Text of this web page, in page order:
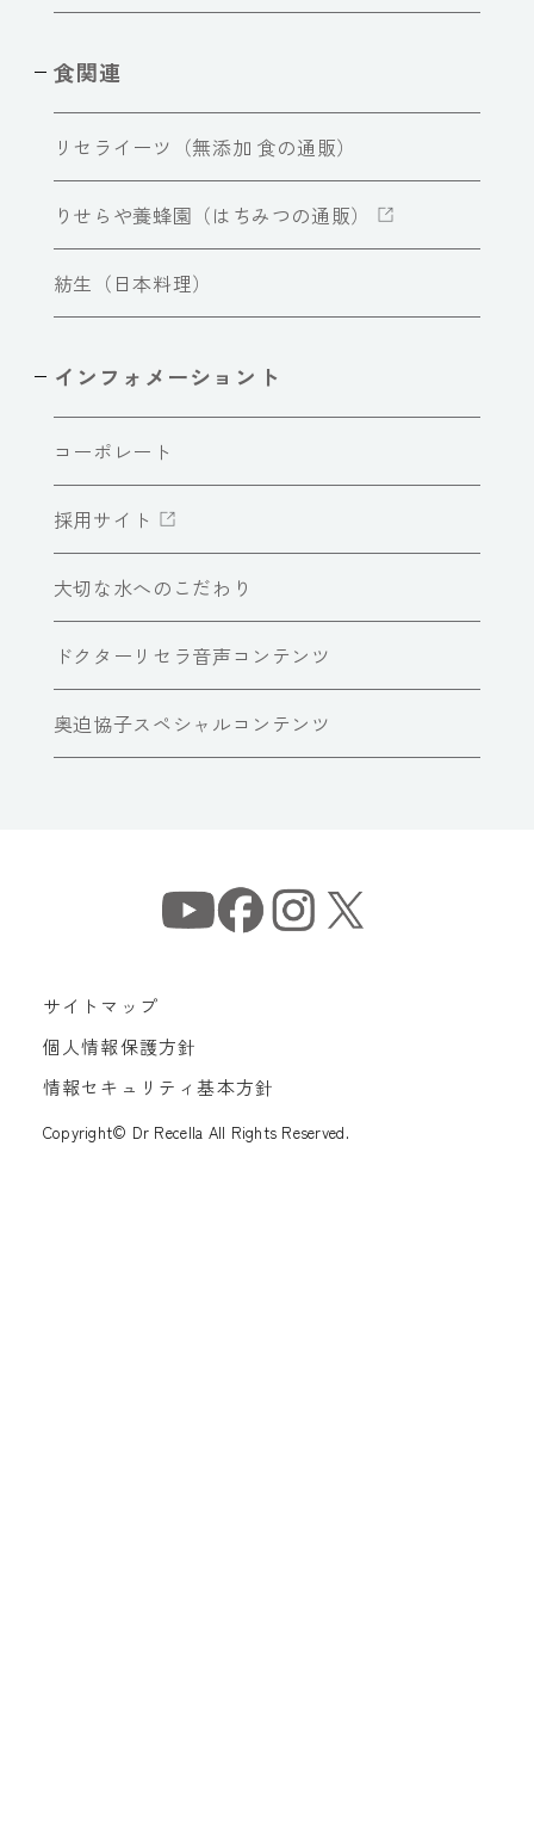
食関連
リセライーツ（無添加 食の通販）
りせらや養蜂園（はちみつの通販）
紡生（日本料理）
インフォメーショント
コーポレート
採用サイト
大切な水へのこだわり
ドクターリセラ音声コンテンツ
奥迫協子スペシャルコンテンツ
サイトマップ
個人情報保護方針
情報セキュリティ基本方針
Copyright© Dr Recella All Rights Reserved.